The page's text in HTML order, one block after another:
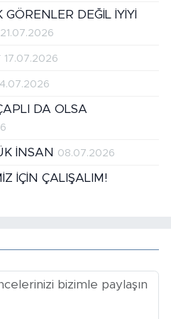
GÖRENLER DEĞİL İYİYİ
21.07.2026
17.07.2026
DA OLSA
İNSAN 08.07.2026
İÇİN ÇALIŞALIM!